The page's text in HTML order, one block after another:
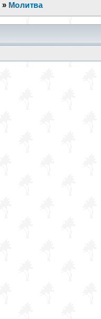
» Молитва